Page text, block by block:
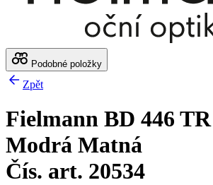
Podobné položky
Zpět
Fielmann BD 446 TR
Modrá Matná
Čís. art. 20534